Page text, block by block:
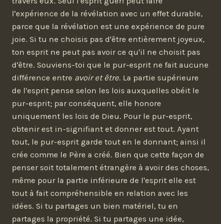
l'expérience de la révélation avec un effet durable,
parce que la révélation est une expérience de pure
joie. Si tu ne choisis pas d'être entièrement joyeux,
ton esprit ne peut pas avoir ce qu'il ne choisit pas
d'être. Souviens-toi que le pur-esprit ne fait aucune
différence entre avoir et être. La partie supérieure
de l'esprit pense selon les lois auxquelles obéit le
pur-esprit; par conséquent, elle honore
uniquement les lois de Dieu. Pour le pur-esprit,
obtenir est in-signifiant et donner est tout. Ayant
tout, le pur-esprit garde tout en le donnant; ainsi il
crée comme le Père a créé. Bien que cette façon de
penser soit totalement étrangère à avoir des choses,
même pour la partie inférieure de l'esprit elle est
tout à fait compréhensible en relation avec les
idées. Si tu partages un bien matériel, tu en
partages la propriété. Si tu partages une idée,